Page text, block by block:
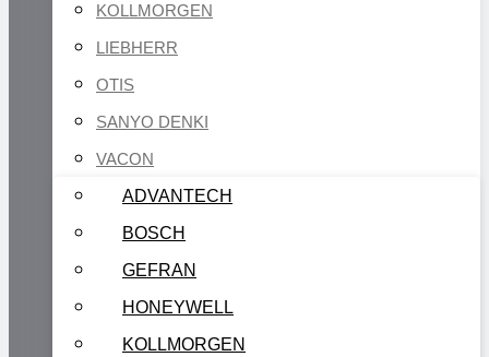
KOLLMORGEN
LIEBHERR
OTIS
SANYO DENKI
VACON
ADVANTECH
BOSCH
GEFRAN
HONEYWELL
KOLLMORGEN